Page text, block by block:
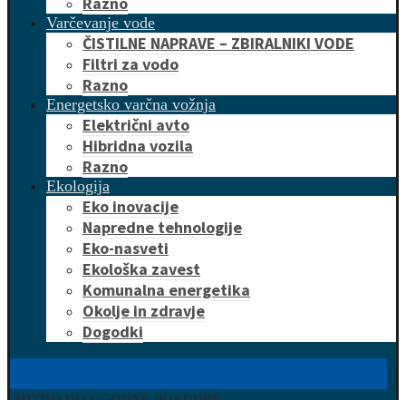
Varčevanje vode
ČISTILNE NAPRAVE – ZBIRALNIKI VODE
Filtri za vodo
Razno
Energetsko varčna vožnja
Električni avto
Hibridna vozila
Razno
Ekologija
Eko inovacije
Napredne tehnologije
Eko-nasveti
Ekološka zavest
Komunalna energetika
Okolje in zdravje
Dogodki